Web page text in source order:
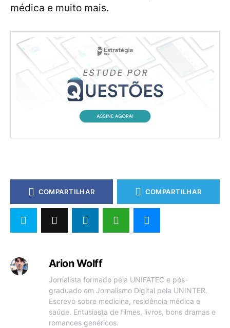
médica e muito mais.
COMPARTILHAR COMPARTILHAR
Arion Wolff
Jornalista formado pela UNIFATEC e pós-
graduado em Jornalismo Digital pela UNINTER.
Escrevo sobre medicina, residência médica e
saúde. Entusiasta de filmes, livros, bons dramas e
romances genéricos.